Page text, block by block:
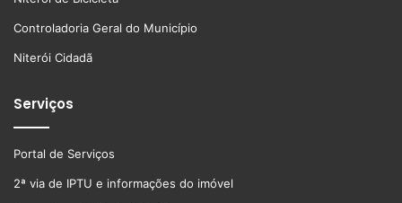
Controladoria Geral do Município
Niterói Cidadã
Serviços
Portal de Serviços
2ª via de IPTU e informações do imóvel